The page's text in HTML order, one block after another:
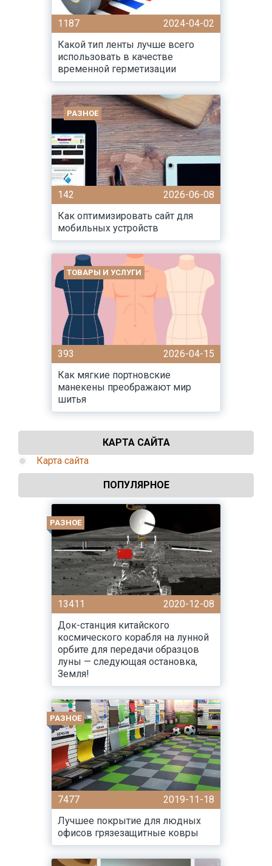
1187
2024-04-02
Какой тип ленты лучше всего
использовать в качестве
временной герметизации
РАЗНОЕ
142
2026-06-08
Как оптимизировать сайт для
мобильных устройств
ТОВАРЫ И УСЛУГИ
393
2026-04-15
Как мягкие портновские
манекены преображают мир
шитья
КАРТА САЙТА
Карта сайта
ПОПУЛЯРНОЕ
РАЗНОЕ
13411
2020-12-08
Док-станция китайского
космического корабля на лунной
орбите для передачи образцов
луны — следующая остановка,
Земля!
РАЗНОЕ
7477
2019-11-18
Лучшее покрытие для людных
офисов грязезащитные ковры